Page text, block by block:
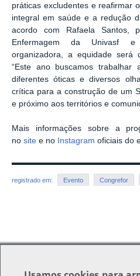
práticas excludentes e reafirmar
integral em saúde e a redução
acordo com Rafaela Santos,
Enfermagem da Univasf
organizadora, a equidade será
“Este ano buscamos trabalhar
diferentes óticas e diversos
crítica para a construção de um
e próximo aos territórios e
Mais informações sobre a
no site e no Instagram oficiais do
registrado em: Evento Congrefor